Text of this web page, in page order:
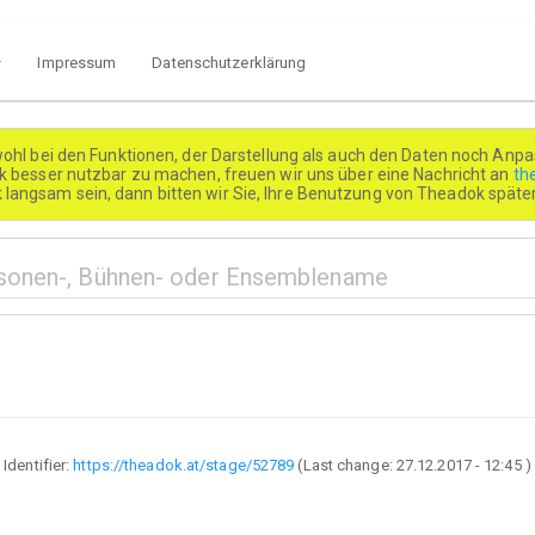
Impressum Datenschutzerklärung
bei den Funktionen, der Darstellung als auch den Daten noch
besser nutzbar zu machen, freuen wir uns über eine Nachricht an
sein, dann bitten wir Sie, Ihre Benutzung von Theadok
Identifier:https://theadok.at/stage/52789 (Last change: 27.12.2017 - 12:45)